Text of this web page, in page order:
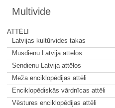
Multivide
ATTĒLI
Latvijas kultūrvides takas
Mūsdienu Latvija attēlos
Sendienu Latvija attēlos
Meža enciklopēdijas attēli
Enciklopēdiskās vārdnīcas attēli
Vēstures enciklopēdijas attēli